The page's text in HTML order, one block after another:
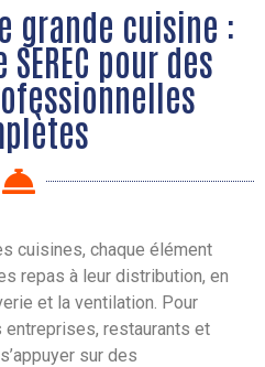
grande cuisine :
pour des
cuisines, chaque élément
repas à leur distribution, en
et la ventilation. Pour
restaurants et
sur des